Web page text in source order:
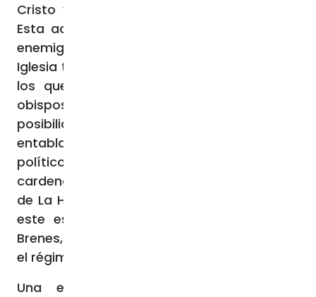
Cristo y convertirse en creyente mañana.
Esta actitud viene de la Biblia, «Ama a tu
enemigo», y orienta el modo en que la
Iglesia trata a los líderes políticos, incluso a
los que nos matan y meten a nuestros
obispos en la cárcel. Para activar esta
posibilidad, los líderes de la Iglesia deben
entablar un diálogo con los dirigentes
políticos. Esto es lo que lleva intentando el
cardenal Jamie Ortega Alamino, arzobispo
de La Habana, desde hace unos 38 años. Y
este es el papel del Cardenal Arzobispo
Brenes, no el de enemistarse aún más con
el régimen.
Una estrategia habitual del Vaticano,